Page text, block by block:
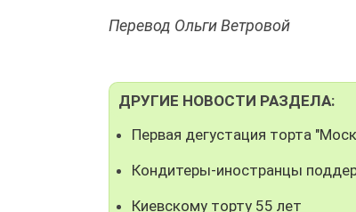
Перевод Ольги Ветровой
ДРУГИЕ НОВОСТИ РАЗДЕЛА:
Первая дегустация торта
Кондитеры-иностранцы
Киевскому торту 55 лет